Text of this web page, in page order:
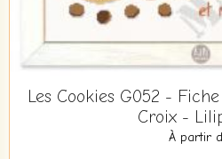
Les Cookies G052 -
Croix -
À partir